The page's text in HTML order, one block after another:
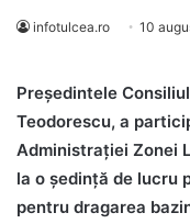
infotulcea.ro 10
Președintele
Teodorescu, a
Administrației Zonei
la o ședință de lucru
pentru dragarea